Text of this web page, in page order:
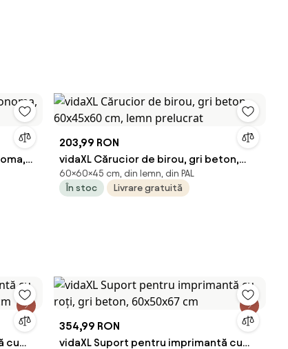
203,99 RON
vidaXL Cărucior de birou, gri beton,
60x45x60 cm, lemn prelucrat
60×60×45 cm, din lemn, din PAL
În stoc
Livrare gratuită
cu
354,99 RON
vidaXL Suport pentru imprimantă cu